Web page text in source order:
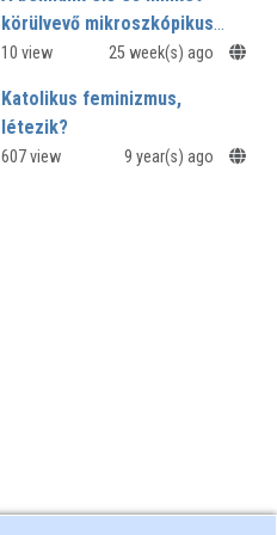
körülvevő mikroszkópikus
lények – az egy egészség
10 view 25 week(s) ago
Katolikus feminizmus,
létezik?
Isten és a teológia női arca -
607 view 9 year(s) ago